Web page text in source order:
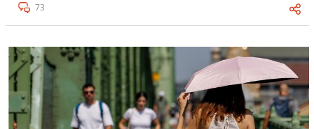
73